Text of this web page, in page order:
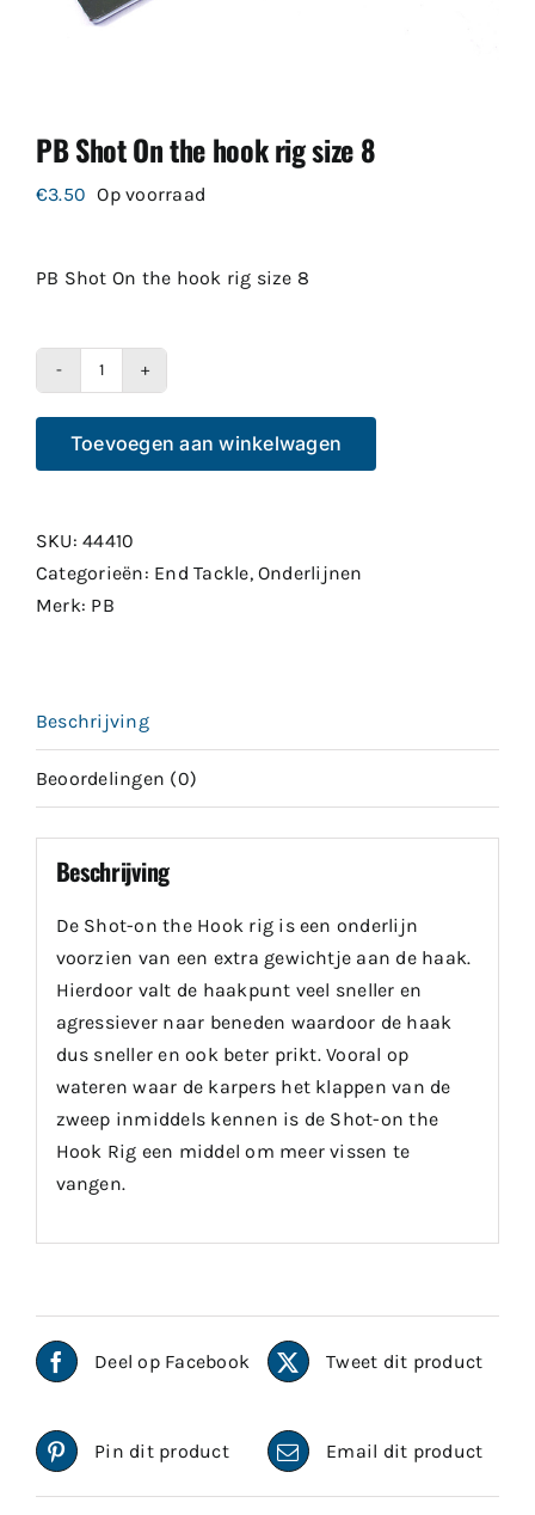
PB Shot On the hook rig size 8
€3.50 Op voorraad
PB Shot On the hook rig size 8
Shot
On
rig
size
8
Toevoegen aan winkelwagen
SKU:44410
Categorieën: End Tackle,Onderlijnen
Merk: PB
Beschrijving
Beoordelingen (0)
Beschrijving
De Shot-on the Hook rig is een onderlijn
voorzien van een extra gewichtje aan de haak.
Hierdoor valt de haakpunt veel sneller en
agressiever naar beneden waardoor de haak
dus sneller en ook beter prikt. Vooral op
wateren waar de karpers het klappen van de
zweep inmiddels kennen is de Shot-on the
Hook Rig een middel om meer vissen te
vangen.
Deel op Facebook Tweet dit product
Pin dit product Email dit product